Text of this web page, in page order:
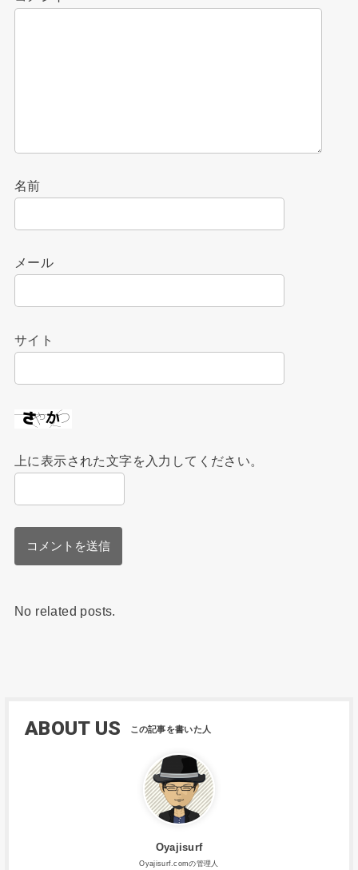
名前
メール
サイト
上に表示された文字を入力してください。
No related posts.
ABOUT US
Oyajisurf
Oyajisurf.comの管理人